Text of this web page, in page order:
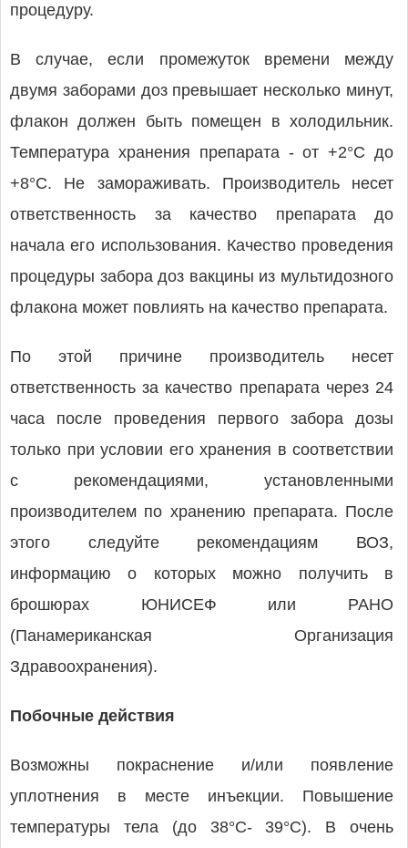
процедуру.
В случае, если промежуток времени между
двумя заборами доз превышает несколько минут,
флакон должен быть помещен в холодильник.
Температура хранения препарата - от +2°С до
+8°С. Не замораживать. Производитель несет
ответственность за качество препарата до
начала его использования. Качество проведения
процедуры забора доз вакцины из мультидозного
флакона может повлиять на качество препарата.
По этой причине производитель несет
ответственность за качество препарата через 24
часа после проведения первого забора дозы
только при условии его хранения в соответствии
с рекомендациями, установленными
производителем по хранению препарата. После
этого следуйте рекомендациям ВОЗ,
информацию о которых можно получить в
брошюрах ЮНИСЕФ или РАНО
(Панамериканская Организация
Здравоохранения).
Побочные действия
Возможны покраснение и/или появление
уплотнения в месте инъекции. Повышение
температуры тела (до 38°С- 39°С). В очень